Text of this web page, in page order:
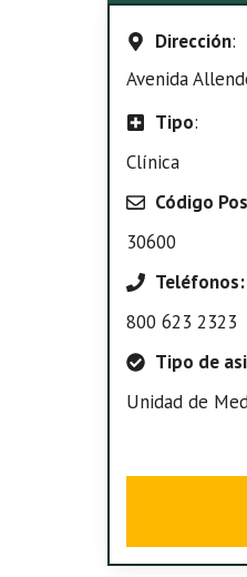
Dirección:
Avenida
Tipo:
Clínica
Código
30600
Teléfonos:
800 623 2323
Tipo de
Unidad de